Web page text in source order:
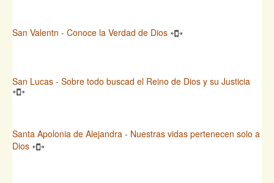
San Valentn - Conoce la Verdad de Dios
San Lucas - Sobre todo buscad el Reino de Dios y su Justicia
Santa Apolonia de Alejandra - Nuestras vidas pertenecen solo a
Dios